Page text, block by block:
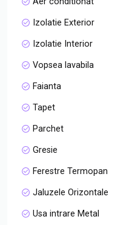
Izolatie Exterior
Izolatie Interior
Vopsea lavabila
Faianta
Tapet
Parchet
Gresie
Ferestre Termopan
Jaluzele Orizontale
Usa intrare Metal